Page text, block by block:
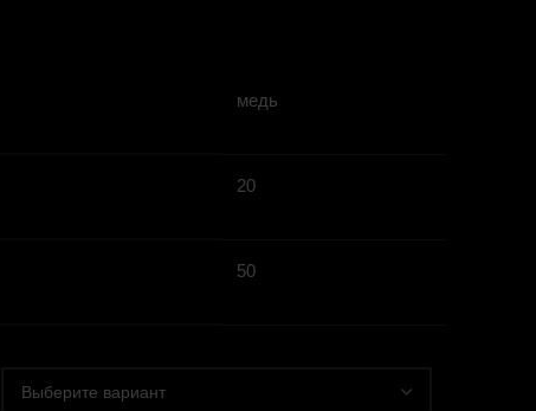
медь
20
50